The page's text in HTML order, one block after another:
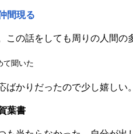
間現る
この話をしても周りの人間の
て聞いた
ばかりだったので少し嬉しい。
葉書